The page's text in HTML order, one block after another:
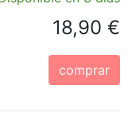
18,90 €
comprar